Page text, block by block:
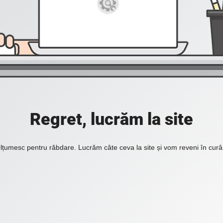
Regret, lucrăm la site
pentru răbdare. Lucrăm câte ceva la site și vom reveni în